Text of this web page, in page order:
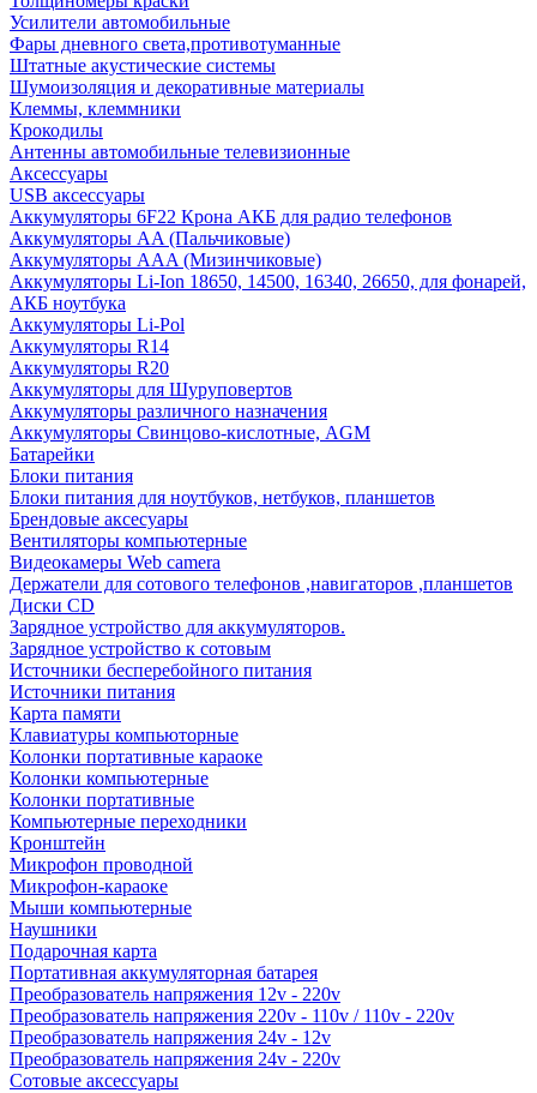
Усилители автомобильные
Фары дневного света,противотуманные
Штатные акустические системы
Шумоизоляция и декоративные материалы
Клеммы, клеммники
Крокодилы
Антенны автомобильные телевизионные
Аксессуары
USB аксессуары
Аккумуляторы 6F22 Крона АКБ для радио телефонов
Аккумуляторы AA (Пальчиковые)
Аккумуляторы AAA (Мизинчиковые)
Аккумуляторы Li-Ion 18650, 14500, 16340, 26650, для фонарей,
АКБ ноутбука
Аккумуляторы Li-Pol
Аккумуляторы R14
Аккумуляторы R20
Аккумуляторы для Шуруповертов
Аккумуляторы различного назначения
Аккумуляторы Свинцово-кислотные, AGM
Батарейки
Блоки питания
Блоки питания для ноутбуков, нетбуков, планшетов
Брендовые аксесуары
Вентиляторы компьютерные
Видеокамеры Web camera
Держатели для сотового телефонов ,навигаторов ,планшетов
Диски CD
Зарядное устройство для аккумуляторов.
Зарядное устройство к сотовым
Источники бесперебойного питания
Источники питания
Карта памяти
Клавиатуры компьюторные
Колонки портативные караоке
Колонки компьютерные
Колонки портативные
Компьютерные переходники
Кронштейн
Микрофон проводной
Микрофон-караоке
Мыши компьютерные
Наушники
Подарочная карта
Портативная аккумуляторная батарея
Преобразователь напряжения 12v - 220v
Преобразователь напряжения 220v - 110v / 110v - 220v
Преобразователь напряжения 24v - 12v
Преобразователь напряжения 24v - 220v
Сотовые аксессуары